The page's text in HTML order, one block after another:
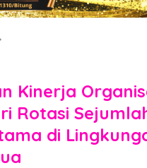
Kinerja
Rotasi
di